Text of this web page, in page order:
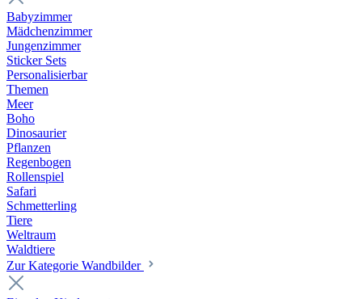
Babyzimmer
Mädchenzimmer
Jungenzimmer
Sticker Sets
Personalisierbar
Themen
Meer
Boho
Dinosaurier
Pflanzen
Regenbogen
Rollenspiel
Safari
Schmetterling
Tiere
Weltraum
Waldtiere
Zur Kategorie Wandbilder